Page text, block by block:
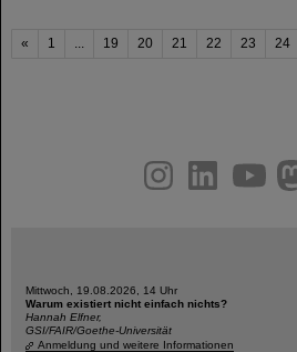
« 1 ... 19 20 21 22 23 24
youtubehelmholtz.socialfacebook
Mittwoch, 19.08.2026, 14 Uhr
Warum existiert nicht einfach nichts?
Hannah Elfner,
GSI/FAIR/Goethe-Universität
Anmeldung und weitere Informationen